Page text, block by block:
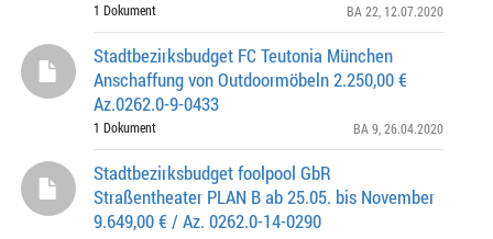
1 Dokument BA 22 , 12.07.2020
Stadtbezirksbudget FC Teutonia München
Anschaffung von Outdoormöbeln 2.250,00 €
Az.0262.0-9-0433
1 Dokument BA 9 , 26.04.2020
Stadtbezirksbudget foolpool GbR
Straßentheater PLAN B ab 25.05. bis November
9.649,00 € / Az. 0262.0-14-0290